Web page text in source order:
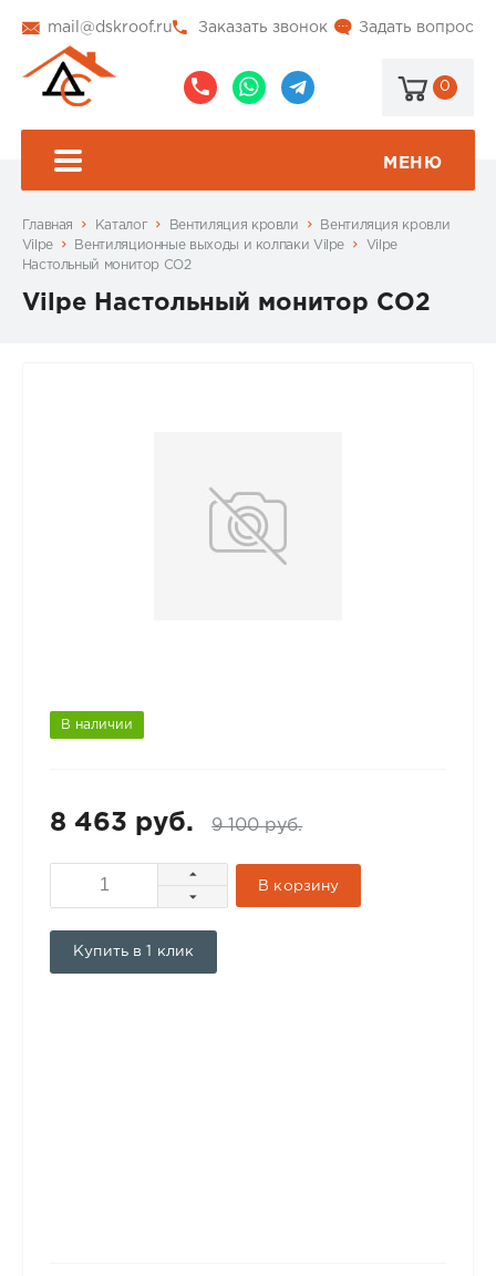
mail@dskroof.ru Задать вопрос
Заказать звонок
0
МЕНЮ
Главная Каталог Вентиляция кровли
Вентиляция кровли
Vilpe
Вентиляционные выходы и колпаки Vilpe
Vilpe
Настольный монитор СО2
Vilpe Настольный монитор СО2
В наличии
8 463 руб. 9 100 руб.
В корзину
Купить в 1 клик